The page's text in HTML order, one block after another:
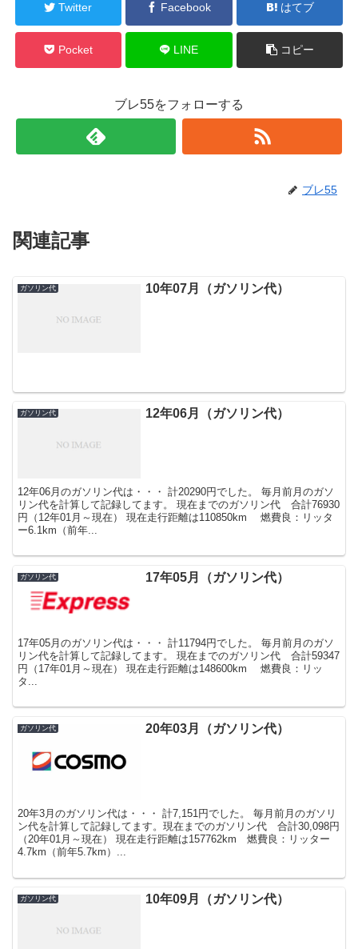
Twitter Facebook はてブ
Pocket LINE コピー
ブレ55をフォローする
ブレ55
関連記事
ガソリン代 10年07月（ガソリン代）
ガソリン代 12年06月（ガソリン代）
12年06月のガソリン代は・・・ 計20290円でした。 毎月前月のガソ
リン代を計算して記録してます。 現在までのガソリン代 合計76930
円（12年01月～現在） 現在走行距離は110850km 燃費良：リッタ
ー6.1km（前年...
ガソリン代 17年05月（ガソリン代）
17年05月のガソリン代は・・・ 計11794円でした。 毎月前月のガソ
リン代を計算して記録してます。 現在までのガソリン代 合計59347
円（17年01月～現在） 現在走行距離は148600km 燃費良：リッ
タ...
ガソリン代 20年03月（ガソリン代）
20年3月のガソリン代は・・・ 計7,151円でした。 毎月前月のガソリ
ン代を計算して記録してます。現在までのガソリン代 合計30,098円
（20年01月～現在） 現在走行距離は157762km 燃費良：リッター
4.7km（前年5.7km）...
ガソリン代 10年09月（ガソリン代）